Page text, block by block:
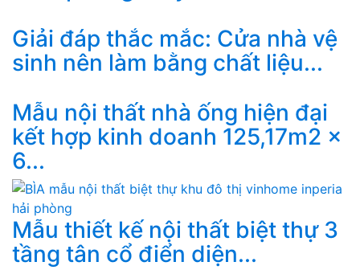
Giải đáp thắc mắc: Cửa nhà vệ
sinh nên làm bằng chất liệu...
Mẫu nội thất nhà ống hiện đại
kết hợp kinh doanh 125,17m2 x
6...
Mẫu thiết kế nội thất biệt thự 3
tầng tân cổ điển diện...